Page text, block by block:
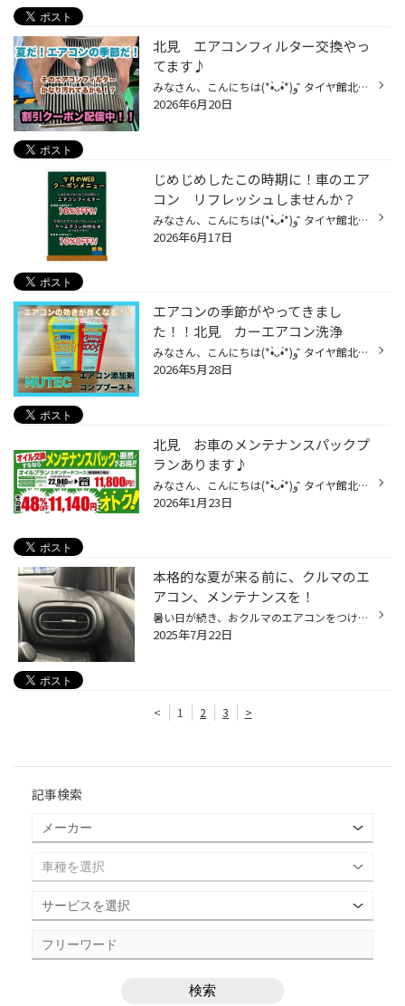
北見 エアコンフィルター交換やっ
てます♪
みなさん、こんにちは(*•̀ᴗ•́*)و ̑̑ タイヤ館北見でございます(*•̀ᴗ•́*)و ̑̑ 湿気が多いジメジメしたこの時期、エアコンから嫌な匂いがしてませんか？ 久しぶりに冷房を入れるとモワっとして、いかにも空気が悪そう、、 汚れたままの放置はダメ！！ カビの発生にも繋がり、体に良くないです！！ そ...
2026年6月20日
じめじめしたこの時期に！車のエア
コン リフレッシュしませんか？
みなさん、こんにちは(*•̀ᴗ•́*)و ̑̑ タイヤ館北見でございます(*•̀ᴗ•́*)و ̑̑ 湿気が多いジメジメしたこの時期、エアコンから嫌な匂いがしてませんか？ 車内リフレッシュメニューとしてクーポン作りました☆ エアコンフィルター交換＆エアコン洗浄がなんと10％オフ！！ エアコン洗浄は￥15,400→￥13,8...
2026年6月17日
エアコンの季節がやってきまし
た！！北見 カーエアコン洗浄
みなさん、こんにちは(*•̀ᴗ•́*)و ̑̑ タイヤ館北見でございます(*•̀ᴗ•́*)و ̑̑ 繁盛期の為なかなか更新できていませんでした、、 来週は30度予報の日もあるみたいですね！ 外に出ると熱風！！ 何もしてなくても汗が止まらない予感(´·ω·̥`) 車のエアコンの調子はいかかですか? なんか効きが悪いなぁ〜...
2026年5月28日
北見 お車のメンテナンスパックプ
ランあります♪
みなさん、こんにちは(*•̀ᴗ•́*)و ̑̑ タイヤ館北見でございます(*•̀ᴗ•́*)و ̑̑ タイヤ館では オイル交換２回分+エレメント交換１回分 ！プラス！ エアコンフィルター交換や、タイヤ交換など あったら嬉しいメニューが入ってるお得なプランがあるんです☆ 軽自動車の場合はなんとこの価格！ これさえ入...
2026年1月23日
本格的な夏が来る前に、クルマのエ
アコン、メンテナンスを！
暑い日が続き、おクルマのエアコンをつける機会も増えてきていると思います。 今回は暑い夏に向けた、おクルマのエアコン向け、おススメ商品のご紹介です！ 【おクルマのエアコン、メンテナンスにオススメ商品！】 エアコンには、コンプレッサーという、エアコンを動かす心臓のようなものがあり、 ...
2025年7月22日
< 1 2 3 >
記事検索